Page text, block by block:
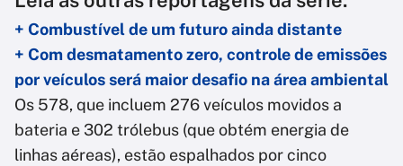
+ Combustível de um futuro ainda distante
+ Com desmatamento zero, controle de emissões
por veículos será maior desafio na área ambiental
Os 578, que incluem 276 veículos movidos a
bateria e 302 trólebus (que obtém energia de
linhas aéreas), estão espalhados por cinco